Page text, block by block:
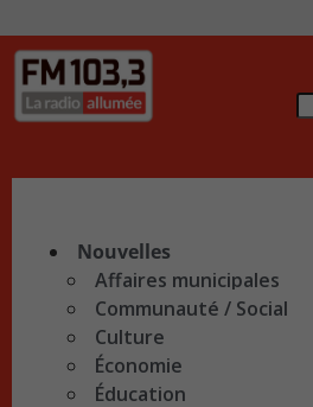
Nouvelles
Affaires municipales
Communauté / Social
Culture
Économie
Éducation